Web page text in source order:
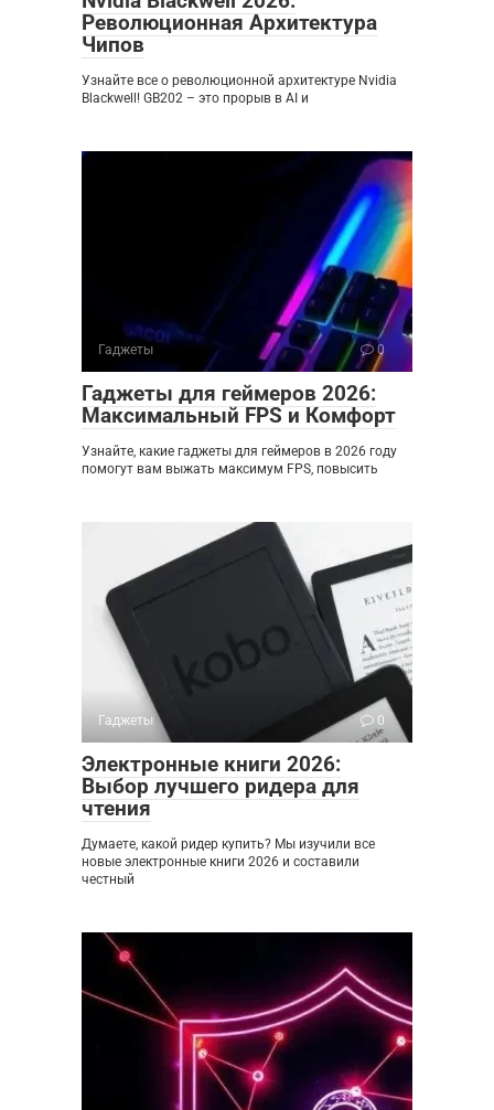
Революционная Архитектура
Чипов
Узнайте все о революционной архитектуре Nvidia
Blackwell! GB202 – это прорыв в AI и
Гаджеты 0
Гаджеты для геймеров 2026:
Максимальный FPS и Комфорт
Узнайте, какие гаджеты для геймеров в 2026 году
помогут вам выжать максимум FPS, повысить
Гаджеты 0
Электронные книги 2026:
Выбор лучшего ридера для
чтения
Думаете, какой ридер купить? Мы изучили все
новые электронные книги 2026 и составили
честный